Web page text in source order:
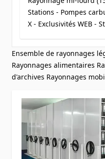
products available
Stations - Pompes
products available
X - Exclusivités WEB -
products available
Ensemble de rayonnages
Rayonnages alimentaires
d'archives Rayonnages